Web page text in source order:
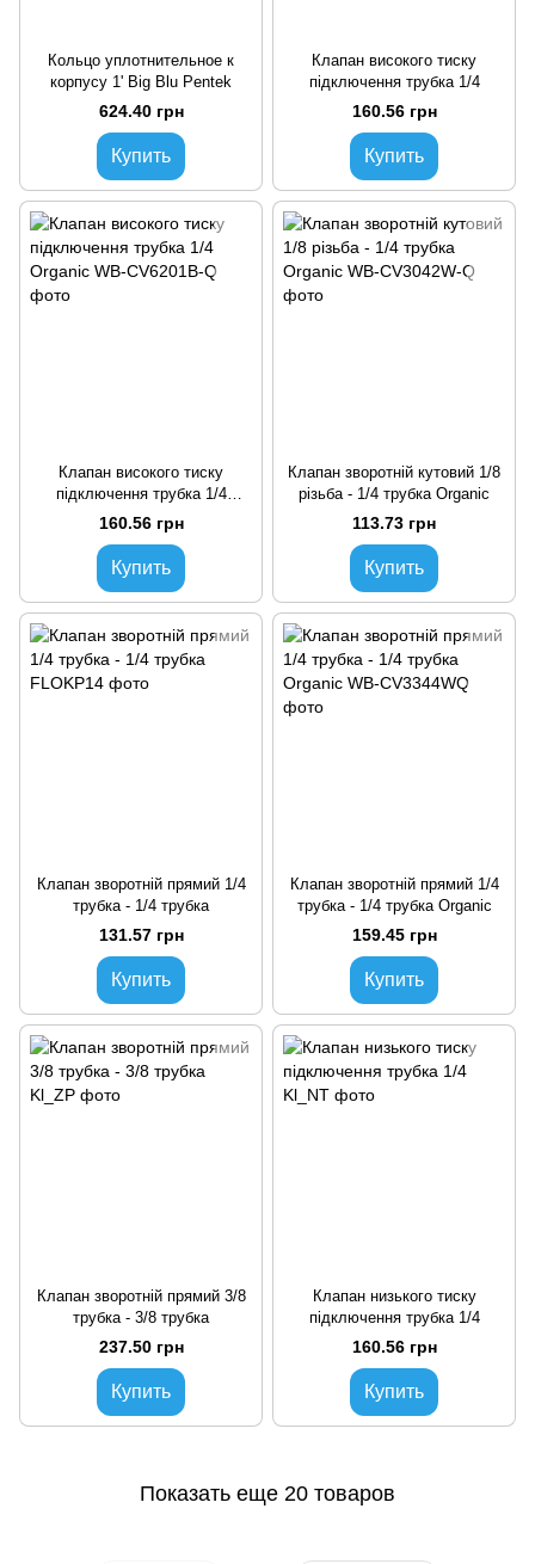
Кольцо уплотнительное к
корпусу 1' Big Blu Pentek
624.40 грн
Купить
Клапан високого тиску
підключення трубка 1/4
160.56 грн
Купить
Клапан високого тиску
підключення трубка 1/4
Organic
160.56 грн
Купить
Клапан зворотній кутовий 1/8
різьба - 1/4 трубка Organic
113.73 грн
Купить
Клапан зворотній прямий 1/4
трубка - 1/4 трубка
131.57 грн
Купить
Клапан зворотній прямий 1/4
трубка - 1/4 трубка Organic
159.45 грн
Купить
Клапан зворотній прямий 3/8
трубка - 3/8 трубка
237.50 грн
Купить
Клапан низького тиску
підключення трубка 1/4
160.56 грн
Купить
Показать еще 20 товаров